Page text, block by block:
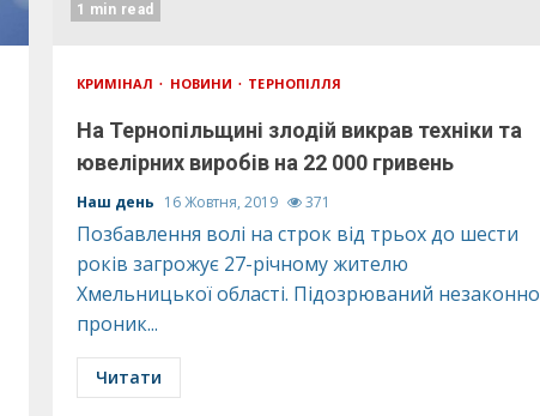
1 min read
КРИМІНАЛ НОВИНИ ТЕРНОПІЛЛЯ
На Тернопільщині злодій викрав техніки та
ювелірних виробів на 22 000 гривень
Наш день 16 Жовтня, 2019 371
Позбавлення волі на строк від трьох до шести
років загрожує 27-річному жителю
Хмельницької області. Підозрюваний незаконно
проник...
Читати